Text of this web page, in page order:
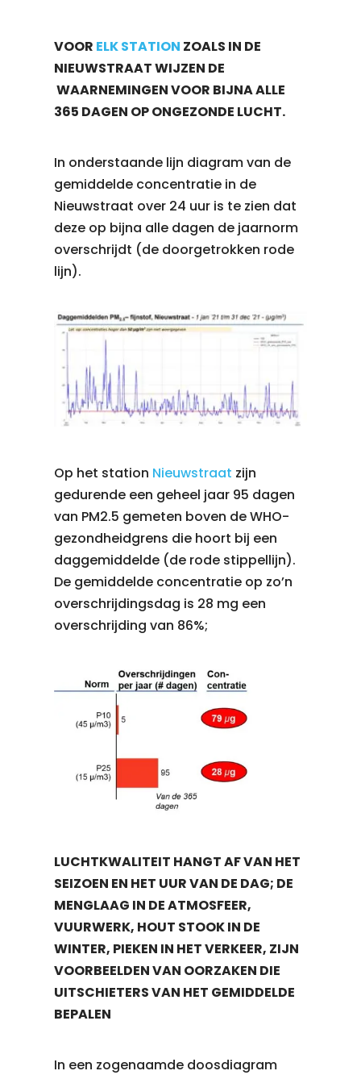
VOOR ELK STATION ZOALS IN DE
NIEUWSTRAAT WIJZEN DE
WAARNEMINGEN VOOR BIJNA ALLE
365 DAGEN OP ONGEZONDE LUCHT.
In onderstaande lijn diagram van de
gemiddelde concentratie in de
Nieuwstraat over 24 uur is te zien dat
deze op bijna alle dagen de jaarnorm
overschrijdt (de doorgetrokken rode
lijn).
Op het station Nieuwstraat zijn
gedurende een geheel jaar 95 dagen
van PM2.5 gemeten boven de WHO-
gezondheidgrens die hoort bij een
daggemiddelde (de rode stippellijn).
De gemiddelde concentratie op zo’n
overschrijdingsdag is 28 mg een
overschrijding van 86%;
LUCHTKWALITEIT HANGT AF VAN HET
SEIZOEN EN HET UUR VAN DE DAG; DE
MENGLAAG IN DE ATMOSFEER,
VUURWERK, HOUT STOOK IN DE
WINTER, PIEKEN IN HET VERKEER, ZIJN
VOORBEELDEN VAN OORZAKEN DIE
UITSCHIETERS VAN HET GEMIDDELDE
BEPALEN
In een zogenaamde doosdiagram